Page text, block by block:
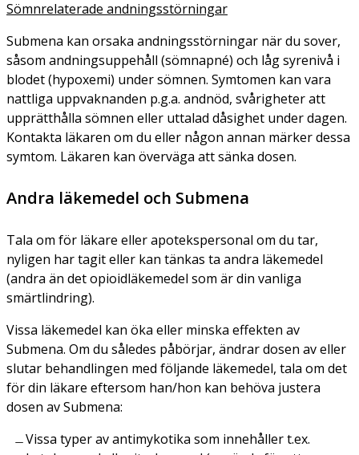
Sömnrelaterade andningsstörningar
Submena kan orsaka andningsstörningar när du sover,
såsom andningsuppehåll (sömnapné) och låg syrenivå i
blodet (hypoxemi) under sömnen. Symtomen kan vara
nattliga uppvaknanden p.g.a. andnöd, svårigheter att
upprätthålla sömnen eller uttalad dåsighet under dagen.
Kontakta läkaren om du eller någon annan märker dessa
symtom. Läkaren kan överväga att sänka dosen.
Andra läkemedel och Submena
Tala om för läkare eller apotekspersonal om du tar,
nyligen har tagit eller kan tänkas ta andra läkemedel
(andra än det opioidläkemedel som är din vanliga
smärtlindring).
Vissa läkemedel kan öka eller minska effekten av
Submena. Om du således påbörjar, ändrar dosen av eller
slutar behandlingen med följande läkemedel, tala om det
för din läkare eftersom han/hon kan behöva justera
dosen av Submena:
Vissa typer av antimykotika som innehåller t.ex.